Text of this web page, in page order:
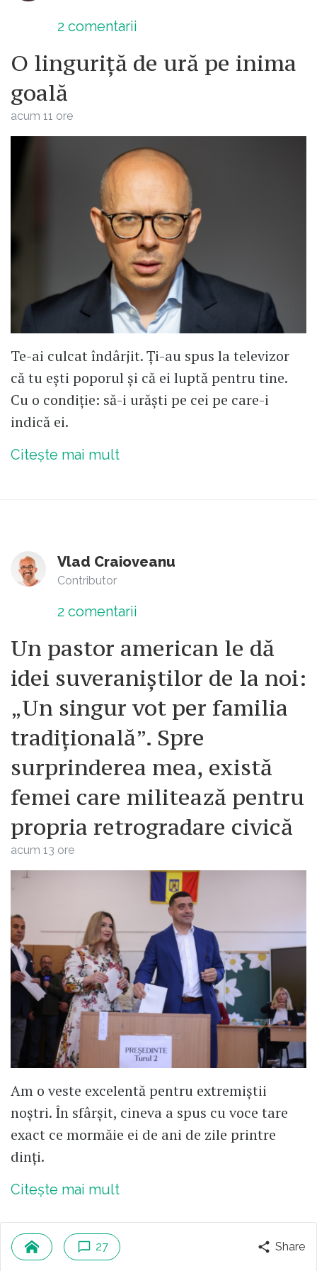
sa le aflu.
2 comentarii
O linguriță de ură pe inima
goală
acum 11 ore
Te-ai culcat îndârjit. Ți-au spus la televizor
că tu ești poporul și că ei luptă pentru tine.
Cu o condiție: să-i urăști pe cei pe care-i
indică ei.
Citește mai mult
Vlad Craioveanu
Contributor
2 comentarii
Un pastor american le dă
idei suveraniștilor de la noi:
„Un singur vot per familia
tradițională”. Spre
surprinderea mea, există
femei care militează pentru
propria retrogradare civică
acum 13 ore
Am o veste excelentă pentru extremiștii
noștri. În sfârșit, cineva a spus cu voce tare
exact ce mormăie ei de ani de zile printre
dinți.
Citește mai mult
27 Share